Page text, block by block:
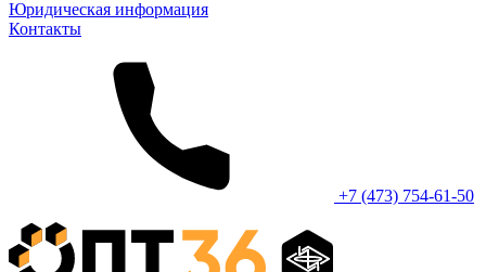
Юридическая информация
Контакты
+7 (473) 754-61-50